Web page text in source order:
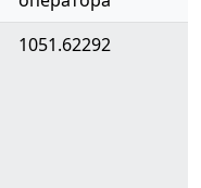
1051.62292